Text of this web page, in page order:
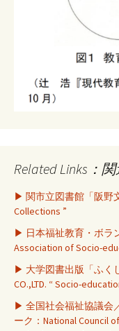
Related Links：
▶ 関市立図書館「阪野
Collections ”
▶ 日本福祉教育・ボラ
Association of Socio-
▶ 大学図書出版「ふくし
CO.,LTD. “ Socio-
▶ 全国社会福祉協議会
ーク：National Council